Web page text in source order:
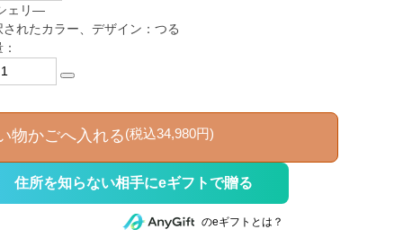
ェリ―
されたカラー、デザイン：つる
物かごへ入れる(税込34,980円)
住所を知らない相手にeギフトで贈る
のeギフトとは？